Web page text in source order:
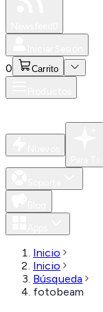
0 Carrito
Inicio
Inicio
Búsqueda
fotobeam